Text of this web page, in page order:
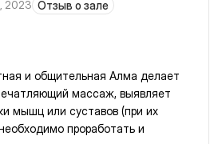
2023 Отзыв о зале
и общительная Алма делает
массаж, выявляет
(при их
проработать и